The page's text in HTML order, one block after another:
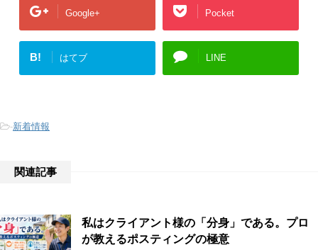
Google+ Pocket
B! はてブ LINE
-新着情報
関連記事
私はクライアント様の「分身」である。プロ
が教えるポスティングの極意